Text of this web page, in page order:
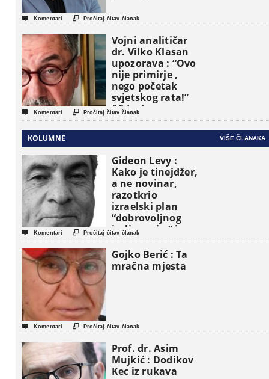
 Komentari  Pročitaj čitav članak
Vojni analitičar
dr. Vilko Klasan
upozorava : “Ovo
nije primirje ,
nego početak
svjetskog rata!”
(Video)
 Komentari  Pročitaj čitav članak
KOLUMNE VIŠE ČLANAKA
Gideon Levy :
Kako je tinejdžer,
a ne novinar,
razotkrio
izraelski plan
“dobrovoljnog
iseljavanja ” iz
Gaze
 Komentari  Pročitaj čitav članak
Gojko Berić : Ta
mračna mjesta
 Komentari  Pročitaj čitav članak
Prof. dr. Asim
Mujkić : Dodikov
Kec iz rukava